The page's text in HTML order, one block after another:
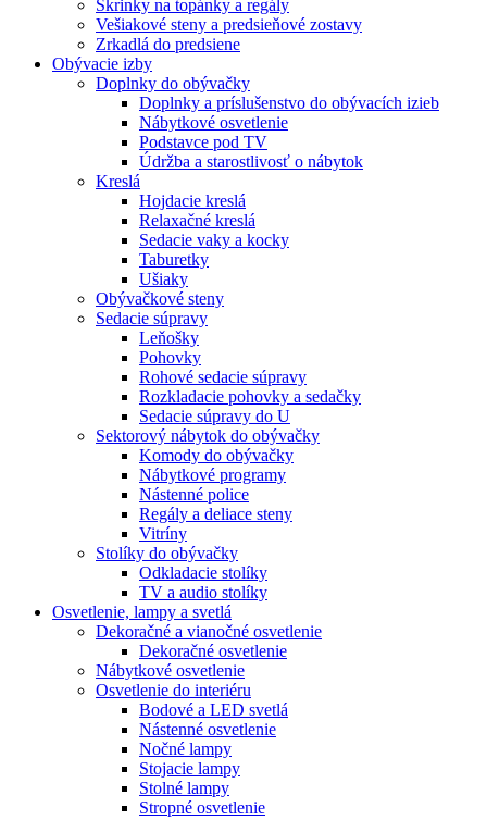
Skrinky na topánky a regály
Vešiakové steny a predsieňové zostavy
Zrkadlá do predsiene
Obývacie izby
Doplnky do obývačky
Doplnky a príslušenstvo do obývacích izieb
Nábytkové osvetlenie
Podstavce pod TV
Údržba a starostlivosť o nábytok
Kreslá
Hojdacie kreslá
Relaxačné kreslá
Sedacie vaky a kocky
Taburetky
Ušiaky
Obývačkové steny
Sedacie súpravy
Leňošky
Pohovky
Rohové sedacie súpravy
Rozkladacie pohovky a sedačky
Sedacie súpravy do U
Sektorový nábytok do obývačky
Komody do obývačky
Nábytkové programy
Nástenné police
Regály a deliace steny
Vitríny
Stolíky do obývačky
Odkladacie stolíky
TV a audio stolíky
Osvetlenie, lampy a svetlá
Dekoračné a vianočné osvetlenie
Dekoračné osvetlenie
Nábytkové osvetlenie
Osvetlenie do interiéru
Bodové a LED svetlá
Nástenné osvetlenie
Nočné lampy
Stojacie lampy
Stolné lampy
Stropné osvetlenie